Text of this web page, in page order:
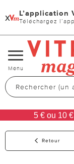
x L’application
Téléchargez
Changer
de
navigation
Menu
5 € ou 10
Retour